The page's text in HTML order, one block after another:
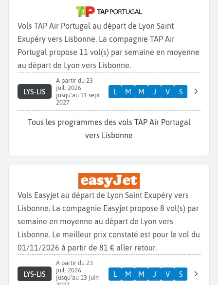
Vols TAP Air Portugal au départ de Lyon Saint
Exupéry vers Lisbonne. La compagnie TAP Air
Portugal propose 11 vol(s) par semaine en moyenne
au départ de Lyon vers Lisbonne.
LYS-LIS
A partir du 23
juil. 2026
jusqu'au 11 sept.
2027
L M M J V S
Tous les programmes des vols TAP Air Portugal
vers Lisbonne
Vols Easyjet au départ de Lyon Saint Exupéry vers
Lisbonne. La compagnie Easyjet propose 8 vol(s) par
semaine en moyenne au départ de Lyon vers
Lisbonne. Le meilleur prix constaté est pour le vol du
01/11/2026 à partir de 81 € aller retour.
LYS-LIS
A partir du 23
juil. 2026
jusqu'au 13 juin
L M M J V S